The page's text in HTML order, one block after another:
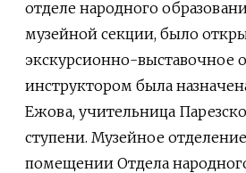
отделе народного
музейной секции, было
экскурсионно-выставочное
инструктором была
Ежова, учительница
ступени. Музейное
помещении Отдела